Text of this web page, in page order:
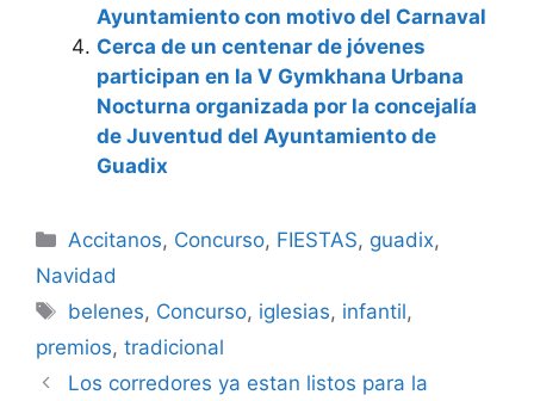
Ayuntamiento con motivo del Carnaval
Cerca de un centenar de jóvenes
participan en la V Gymkhana Urbana
Nocturna organizada por la concejalía
de Juventud del Ayuntamiento de
Guadix
Categorías
Accitanos, Concurso, FIESTAS, guadix,
Navidad
Etiquetas
belenes, Concurso, iglesias, infantil,
premios, tradicional
Los corredores ya estan listos para la